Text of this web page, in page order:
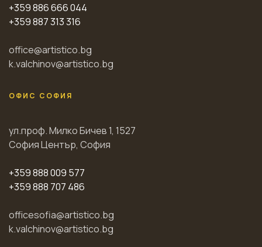
+359 886 666 044
+359 887 313 316
office@artistico.bg
k.valchinov@artistico.bg
ОФИС СОФИЯ
ул.проф. Милко Бичев 1, 1527
София Център, София
+359 888 009 577
+359 888 707 486
officesofia@artistico.bg
k.valchinov@artistico.bg